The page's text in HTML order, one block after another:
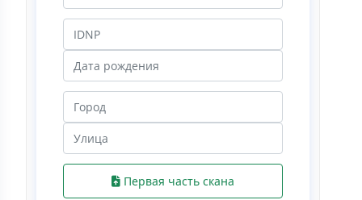
Первая часть скана